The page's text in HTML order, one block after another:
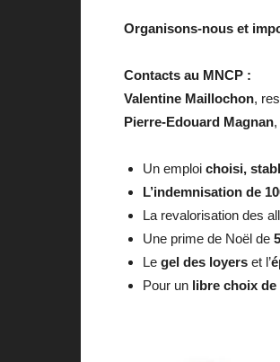
Organisons-nous et
Contacts au MNCP :
Valentine Maillochon,
Pierre-Edouard Magnan
Un emploi choisi,
L’indemnisation de
La revalorisation des
Une prime de Noël de
Le gel des loyers et l’
Pour un libre choix